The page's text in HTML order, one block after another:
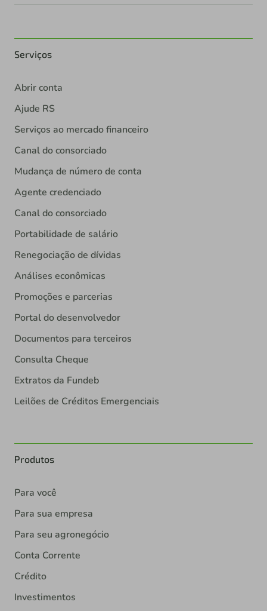
Serviços
Abrir conta
Ajude RS
Serviços ao mercado financeiro
Canal do consorciado
Mudança de número de conta
Agente credenciado
Canal do consorciado
Portabilidade de salário
Renegociação de dívidas
Análises econômicas
Promoções e parcerias
Portal do desenvolvedor
Documentos para terceiros
Consulta Cheque
Extratos da Fundeb
Leilões de Créditos Emergenciais
Produtos
Para você
Para sua empresa
Para seu agronegócio
Conta Corrente
Crédito
Investimentos